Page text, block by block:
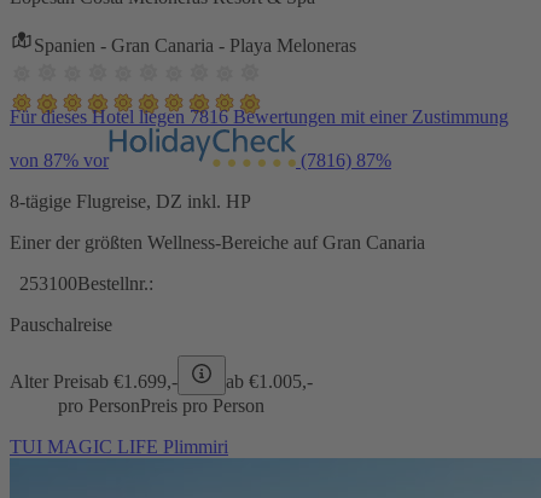
Spanien - Gran Canaria - Playa Meloneras
Für dieses Hotel liegen 7816 Bewertungen mit einer Zustimmung
von 87% vor (7816) 87%
8-tägige Flugreise, DZ inkl. HP
Einer der größten Wellness-Bereiche auf Gran Canaria
253100Bestellnr.:
Pauschalreise
Alter Preisab €1.699,- ab €1.005,-
pro PersonPreis pro Person
TUI MAGIC LIFE Plimmiri